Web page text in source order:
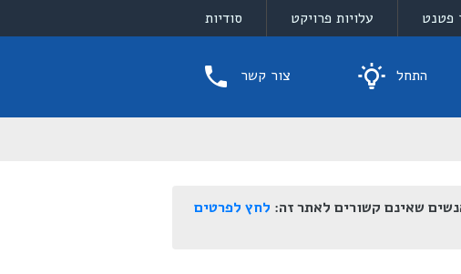
פטנט עלויות פרויקט סודיות
התחל צור קשר
שאינם קשורים לאתר זה: לחץ לפרטים